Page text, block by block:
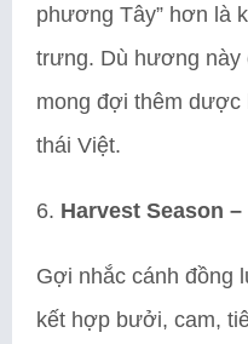
phương Tây” hơn là
trưng. Dù hương này
mong đợi thêm dược
thái Việt.
6. Harvest Season –
Gợi nhắc cánh đồng
kết hợp bưởi, cam,